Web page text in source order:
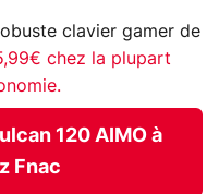
clavier gamer de
chez la plupart
120 AIMO à
Fnac